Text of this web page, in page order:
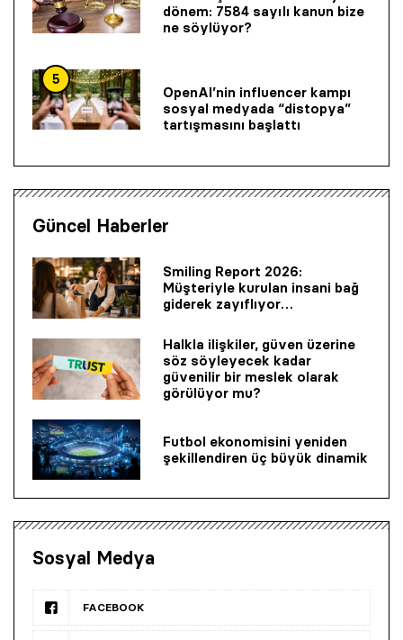
dönem: 7584 sayılı kanun bize
ne söylüyor?
5
OpenAI’nin influencer kampı
sosyal medyada “distopya”
tartışmasını başlattı
Güncel Haberler
Smiling Report 2026:
Müşteriyle kurulan insani bağ
giderek zayıflıyor…
Halkla ilişkiler, güven üzerine
söz söyleyecek kadar
güvenilir bir mes­lek olarak
görülüyor mu?
Futbol ekonomisini yeniden
şekillendiren üç büyük dinamik
Sosyal Medya
FACEBOOK